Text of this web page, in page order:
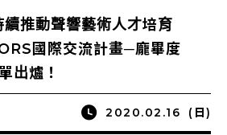
推動聲響藝術人才培育
國際交流計畫─龐畢度
出爐！
2020.02.16 (日)